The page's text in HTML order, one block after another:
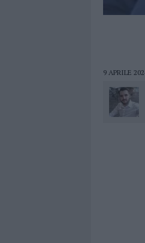
9 APRILE